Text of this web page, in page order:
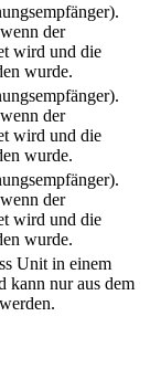
der
wird und die
wurde.
der
wird und die
wurde.
der
wird und die
wurde.
Unit in einem
kann nur aus dem